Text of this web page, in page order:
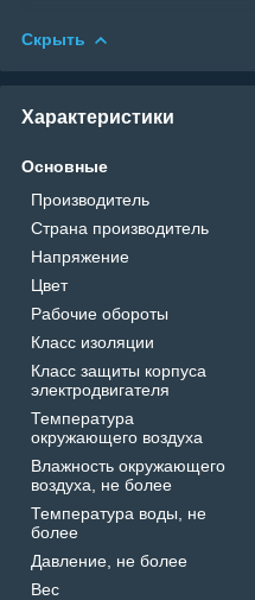
Скрыть
Характеристики
Основные
Производитель
Страна производитель
Напряжение
Цвет
Рабочие обороты
Класс изоляции
Класс защиты корпуса
электродвигателя
Температура
окружающего воздуха
Влажность окружающего
воздуха, не более
Температура воды, не
более
Давление, не более
Вес